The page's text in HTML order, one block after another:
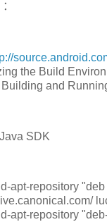
the Build
and
SDK
apt-repository "deb
apt-repository